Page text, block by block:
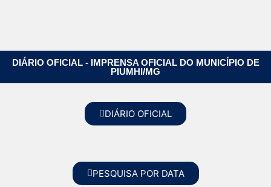
DIÁRIO OFICIAL - IMPRENSA OFICIAL DO MUNICÍPIO DE
PIUMHI/MG
DIÁRIO OFICIAL
PESQUISA POR DATA